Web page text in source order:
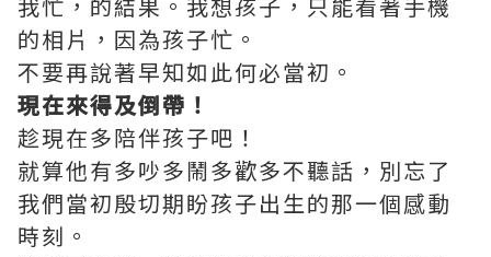
的相片，因為孩子忙。
不要再說著早知如此何必當初。
現在來得及倒帶！
趁現在多陪伴孩子吧！
就算他有多吵多鬧多歡多不聽話，別忘了
我們當初殷切期盼孩子出生的那一個感動
時刻。